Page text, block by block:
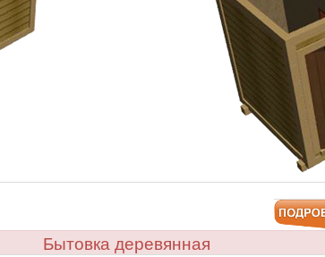
Бытовка деревянная